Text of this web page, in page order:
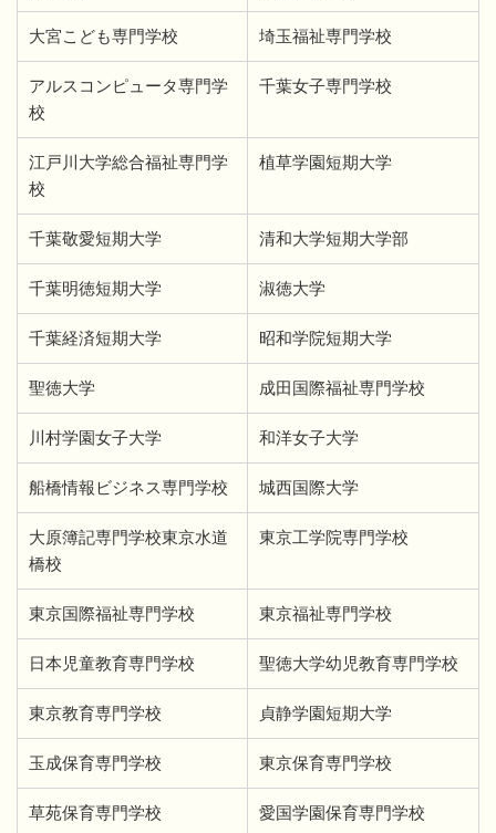
大宮こども専門学校 埼玉福祉専門学校
アルスコンピュータ専門学
校
千葉女子専門学校
江戸川大学総合福祉専門学
校
植草学園短期大学
千葉敬愛短期大学 清和大学短期大学部
千葉明徳短期大学 淑徳大学
千葉経済短期大学 昭和学院短期大学
聖徳大学 成田国際福祉専門学校
川村学園女子大学 和洋女子大学
船橋情報ビジネス専門学校 城西国際大学
大原簿記専門学校東京水道
橋校
東京工学院専門学校
東京国際福祉専門学校 東京福祉専門学校
日本児童教育専門学校 聖徳大学幼児教育専門学校
東京教育専門学校 貞静学園短期大学
玉成保育専門学校 東京保育専門学校
草苑保育専門学校 愛国学園保育専門学校